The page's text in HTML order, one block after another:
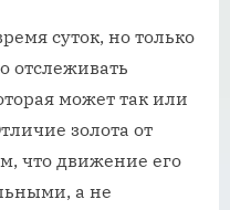
суток, но только
отслеживать
может так или
золота от
что движение его
а не